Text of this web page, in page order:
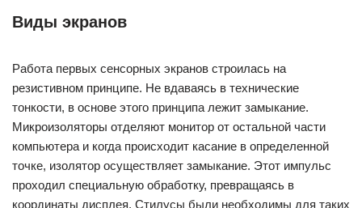
Виды экранов
Работа первых сенсорных экранов строилась на
резистивном принципе. Не вдаваясь в технические
тонкости, в основе этого принципа лежит замыкание.
Микроизоляторы отделяют монитор от остальной части
компьютера и когда происходит касание в определенной
точке, изолятор осуществляет замыкание. Этот импульс
проходил специальную обработку, превращаясь в
координаты дисплея. Стилусы были необходимы для таких